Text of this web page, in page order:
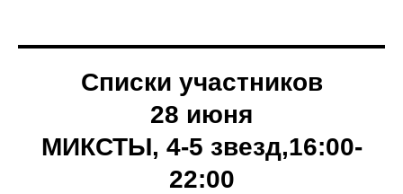
Списки участников
28 июня
МИКСТЫ, 4-5 звезд,16:00-
22:00